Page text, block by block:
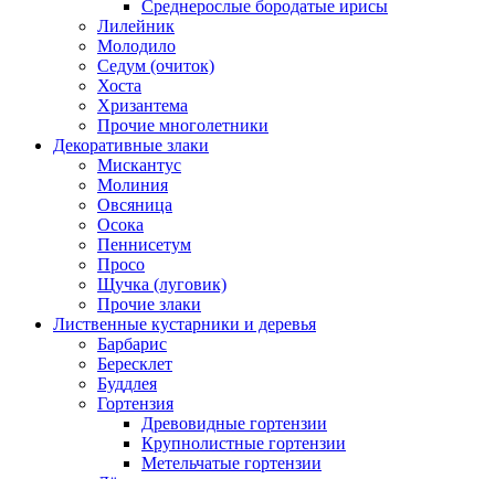
Среднерослые бородатые ирисы
Лилейник
Молодило
Седум (очиток)
Хоста
Хризантема
Прочие многолетники
Декоративные злаки
Мискантус
Молиния
Овсяница
Осока
Пеннисетум
Просо
Щучка (луговик)
Прочие злаки
Лиственные кустарники и деревья
Барбарис
Бересклет
Буддлея
Гортензия
Древовидные гортензии
Крупнолистные гортензии
Метельчатые гортензии